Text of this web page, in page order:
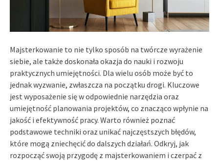
Majsterkowanie to nie tylko sposób na twórcze wyrażenie
siebie, ale także doskonała okazja do nauki i rozwoju
praktycznych umiejętności. Dla wielu osób może być to
jednak wyzwanie, zwłaszcza na początku drogi. Kluczowe
jest wyposażenie się w odpowiednie narzędzia oraz
umiejętność planowania projektów, co znacząco wpłynie na
jakość i efektywność pracy. Warto również poznać
podstawowe techniki oraz unikać najczęstszych błędów,
które mogą zniechęcić do dalszych działań. Odkryj, jak
rozpocząć swoją przygodę z majsterkowaniem i czerpać z